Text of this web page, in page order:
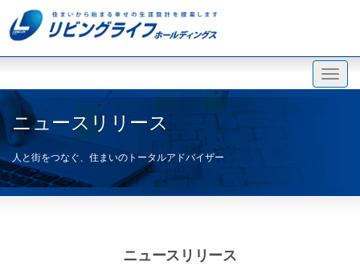
ニュースリリース
人と街をつなぐ、住まいのトータルアドバイザー
ニュースリリース